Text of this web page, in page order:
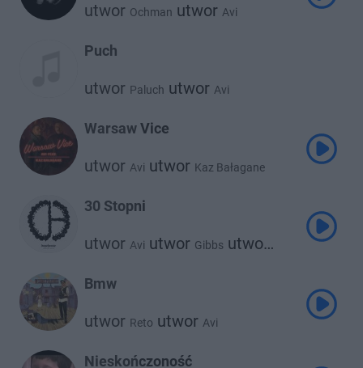
utwor Ochman utwor Avi
Puch
utwor Paluch utwor Avi
Warsaw Vice
utwor Avi utwor Kaz Bałagane
30 Stopni
utwor Avi utwor Gibbs utwor
Bmw
utwor Reto utwor Avi
Nieskończoność